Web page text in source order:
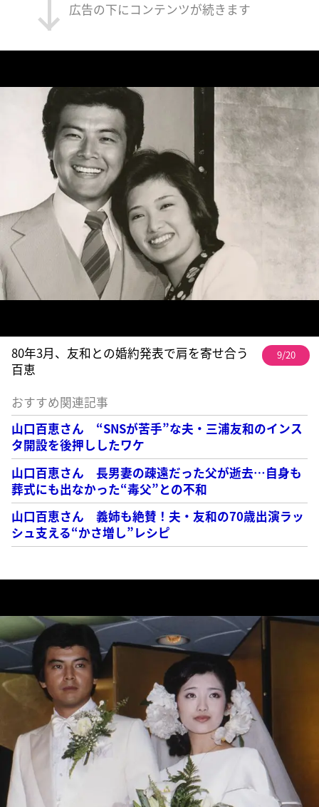
広告の下にコンテンツが続きます
80年3月、友和との婚約発表で肩を寄せ合う
百恵
9/20
おすすめ関連記事
山口百恵さん “SNSが苦手”な夫・三浦友和のインス
タ開設を後押ししたワケ
山口百恵さん 長男妻の疎遠だった父が逝去…自身も
葬式にも出なかった“毒父”との不和
山口百恵さん 義姉も絶賛！夫・友和の70歳出演ラッ
シュ支える“かさ増し”レシピ